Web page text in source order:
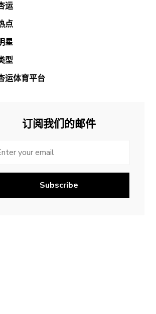
运
点
星
型
运体育平台
订阅我们的邮件
Subscribe